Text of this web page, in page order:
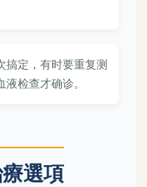
搞定，有时要重复测
检查才确诊。
選項